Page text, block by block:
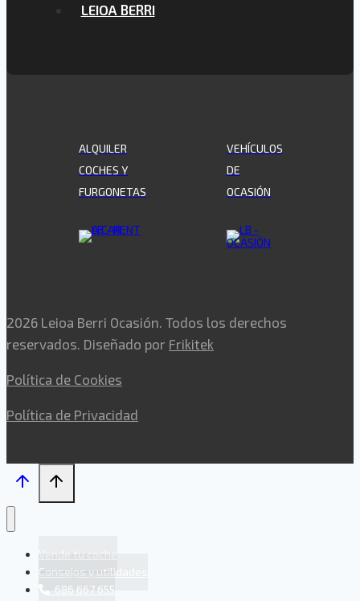
LEIOA BERRI
ALQUILER
COCHES Y
FURGONETAS
VEHÍCULOS
DE
OCASIÓN
2026 Leioa Berri Ocasión. Todos los derechos
reservados. Diseñado por Frikitek
Política de Cookies
Política de Privacidad
Vende tu coche
Consejos y utilidades
686 667 655